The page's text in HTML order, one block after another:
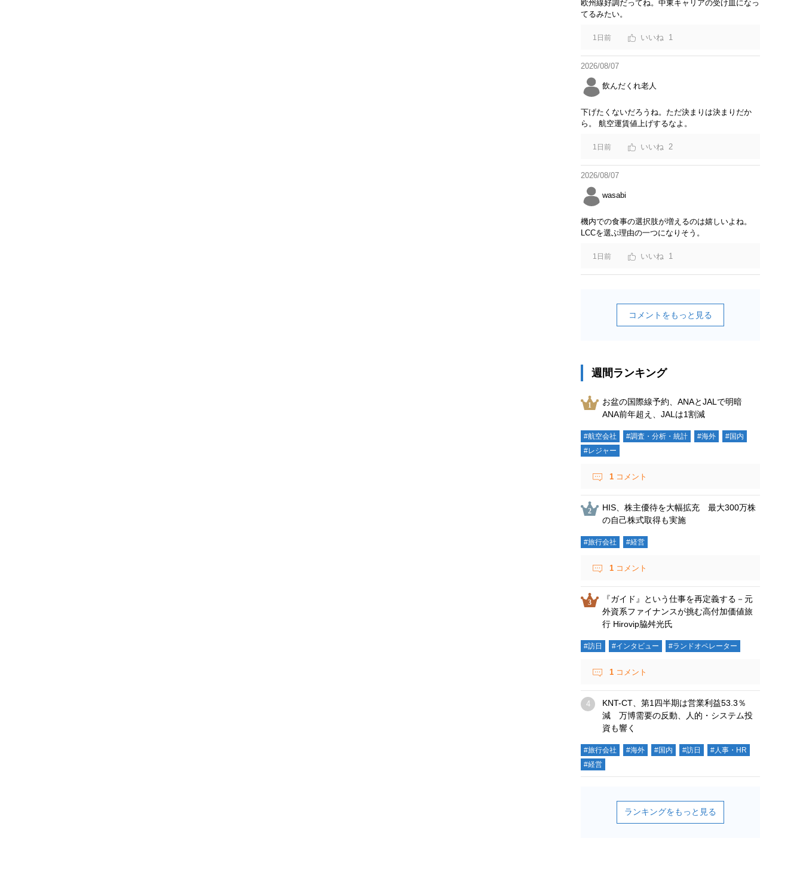
欧州線好調だってね。中東キャリアの受け皿になっ
てるみたい。
1日前 1
2026/08/07
飲んだくれ老人
下げたくないだろうね。ただ決まりは決まりだか
ら。 航空運賃値上げするなよ。
1日前 2
2026/08/07
wasabi
機内での食事の選択肢が増えるのは嬉しいよね。
LCCを選ぶ理由の一つになりそう。
1日前 1
コメントをもっと見る
週間ランキング
お盆の国際線予約、ANAとJALで明暗
ANA前年超え、JALは1割減
#航空会社 #調査・分析・統計 #海外
#国内
#レジャー
1 コメント
HIS、株主優待を大幅拡充 最大300万株
の自己株式取得も実施
#旅行会社 #経営
1 コメント
『ガイド』という仕事を再定義する－元
外資系ファイナンスが挑む高付加価値旅
行 Hirovip脇舛光氏
#訪日 #インタビュー #ランドオペレーター
1 コメント
KNT-CT、第1四半期は営業利益53.3％
減 万博需要の反動、人的・システム投
資も響く
#旅行会社 #海外 #国内 #訪日
#人事・HR
#経営